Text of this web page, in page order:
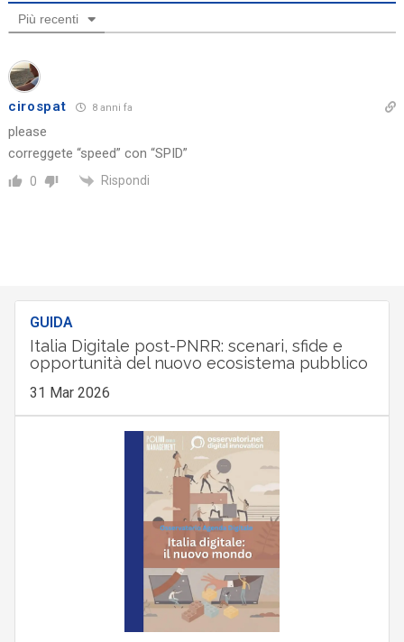
Più recenti
cirospat 8 anni fa
please
correggete “speed” con “SPID”
0 Rispondi
GUIDA
Italia Digitale post-PNRR: scenari, sfide e
opportunità del nuovo ecosistema pubblico
31 Mar 2026